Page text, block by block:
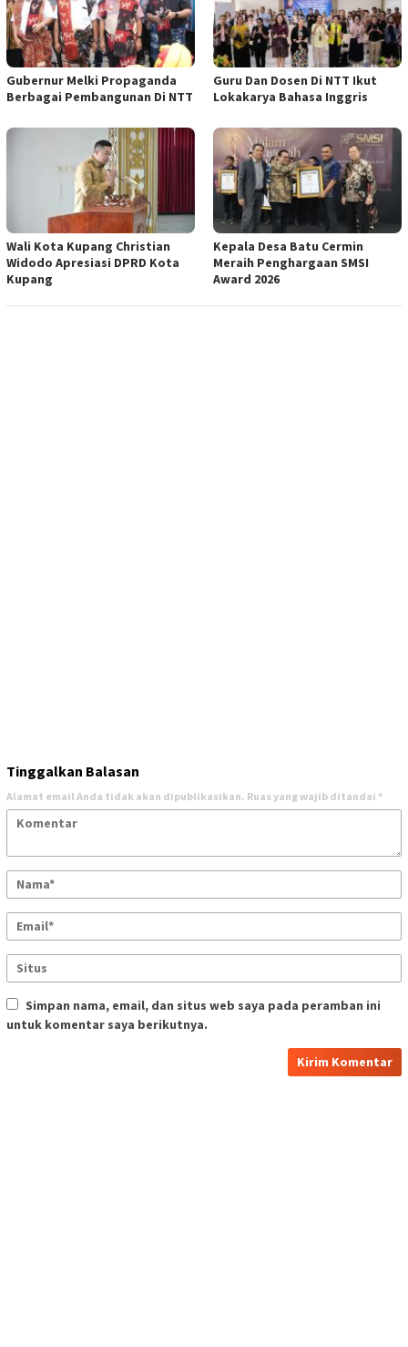
Gubernur Melki Propaganda
Berbagai Pembangunan Di NTT
Guru Dan Dosen Di NTT Ikut
Lokakarya Bahasa Inggris
Wali Kota Kupang Christian
Widodo Apresiasi DPRD Kota
Kupang
Kepala Desa Batu Cermin
Meraih Penghargaan SMSI
Award 2026
Tinggalkan Balasan
Alamat email Anda tidak akan dipublikasikan. Ruas yang wajib ditandai *
Simpan nama, email, dan situs web saya pada peramban ini
untuk komentar saya berikutnya.